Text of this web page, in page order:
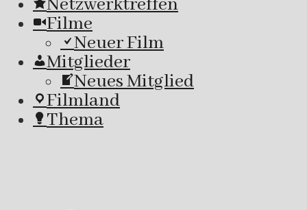
Netzwerktreffen
Filme
Neuer Film
Mitglieder
Neues Mitglied
Filmland
Thema